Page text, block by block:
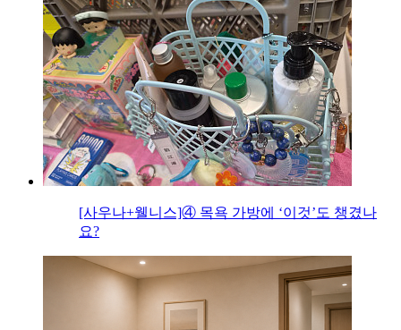
[사우나+웰니스]④ 목욕 가방에 ‘이것’도 챙겼나
요?